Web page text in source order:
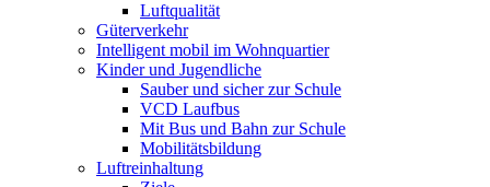
Luftqualität
Güterverkehr
Intelligent mobil im Wohnquartier
Kinder und Jugendliche
Sauber und sicher zur Schule
VCD Laufbus
Mit Bus und Bahn zur Schule
Mobilitätsbildung
Luftreinhaltung